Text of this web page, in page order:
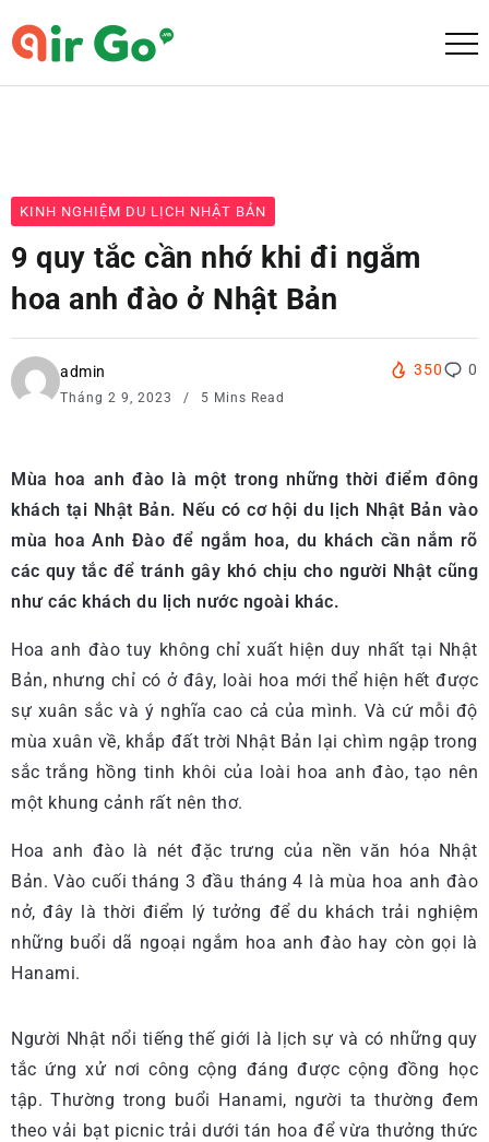
KINH NGHIỆM DU LỊCH NHẬT BẢN
9 quy tắc cần nhớ khi đi ngắm
hoa anh đào ở Nhật Bản
admin
Tháng 2 9, 2023 5 Mins Read
350 0
Mùa hoa anh đào là một trong những thời điểm đông
khách tại Nhật Bản. Nếu có cơ hội du lịch Nhật Bản vào
mùa hoa Anh Đào để ngắm hoa, du khách cần nắm rõ
các quy tắc để tránh gây khó chịu cho người Nhật cũng
như các khách du lịch nước ngoài khác.
Hoa anh đào tuy không chỉ xuất hiện duy nhất tại Nhật
Bản, nhưng chỉ có ở đây, loài hoa mới thể hiện hết được
sự xuân sắc và ý nghĩa cao cả của mình. Và cứ mỗi độ
mùa xuân về, khắp đất trời Nhật Bản lại chìm ngập trong
sắc trắng hồng tinh khôi của loài hoa anh đào, tạo nên
một khung cảnh rất nên thơ.
Hoa anh đào là nét đặc trưng của nền văn hóa Nhật
Bản. Vào cuối tháng 3 đầu tháng 4 là mùa hoa anh đào
nở, đây là thời điểm lý tưởng để du khách trải nghiệm
những buổi dã ngoại ngắm hoa anh đào hay còn gọi là
Hanami.
Người Nhật nổi tiếng thế giới là lịch sự và có những quy
tắc ứng xử nơi công cộng đáng được cộng đồng học
tập. Thường trong buổi Hanami, người ta thường đem
theo vải bạt picnic trải dưới tán hoa để vừa thưởng thức